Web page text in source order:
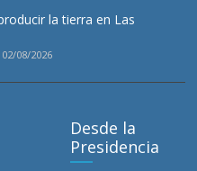
la tierra en Las
08/2026
Desde la
Presidencia